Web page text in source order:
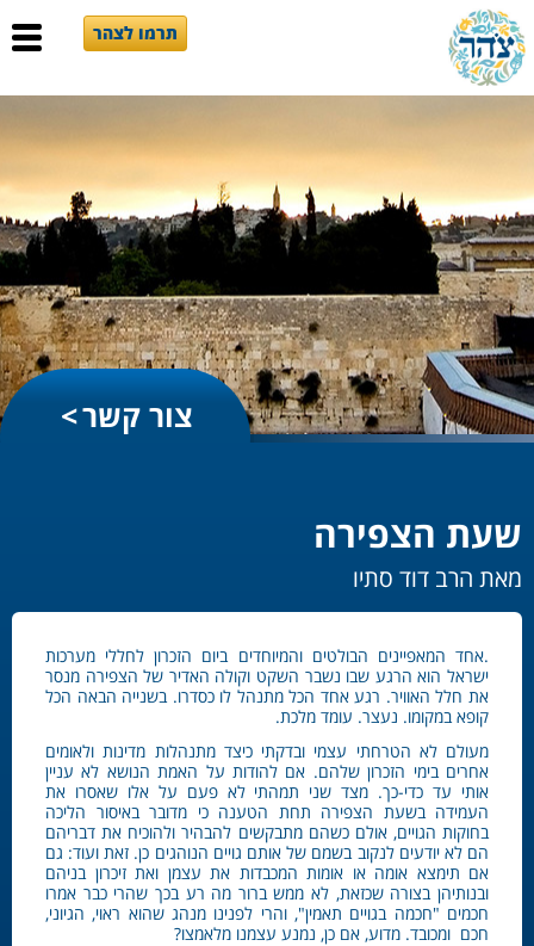
תרמו לצהר
צור קשר
שעת הצפירה
מאת הרב דוד סתיו
.אחד המאפיינים הבולטים והמיוחדים ביום הזכרון לחללי מערכות
ישראל הוא הרגע שבו נשבר השקט וקולה האדיר של הצפירה מנסר
את חלל האוויר. רגע אחד הכל מתנהל לו כסדרו. בשנייה הבאה הכל
קופא במקומו. נעצר. עומד מלכת.
מעולם לא הטרחתי עצמי ובדקתי כיצד מתנהלות מדינות ולאומים
אחרים בימי הזכרון שלהם. אם להודות על האמת הנושא לא עניין
אותי עד כדי-כך. מצד שני תמהתי לא פעם על אלו שאסרו את
העמידה בשעת הצפירה תחת הטענה כי מדובר באיסור הליכה
בחוקות הגויים, אולם כשהם מתבקשים להבהיר ולהוכיח את דבריהם
הם לא יודעים לנקוב בשמם של אותם גויים הנוהגים כן. זאת ועוד: גם
אם תימצא אומה או אומות המכבדות את עצמן ואת זיכרון בניהם
ובנותיהן בצורה שכזאת, לא ממש ברור מה רע בכך שהרי כבר אמרו
חכמים "חכמה בגויים תאמין", והרי לפנינו מנהג שהוא ראוי, הגיוני,
חכם ומכובד. מדוע, אם כן, נמנע עצמנו מלאמצו?